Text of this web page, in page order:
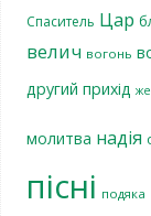
Спаситель Цар
велич вогонь
другий прихід
молитва надія
пісні подяка